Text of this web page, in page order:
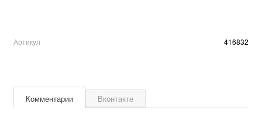
Артикул 416832
Комментарии Вконтакте